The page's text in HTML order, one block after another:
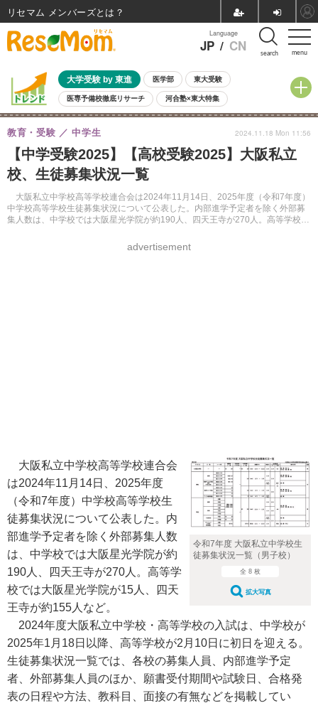
menu
Language
JP / CN search
大学受験 by 東進 医学部 東大受験
医専予備校徹底リサーチ 河合塾×東大特集
親子で考える大学選び 高校受験 中学受験 小学校受験
共通テスト 夏休み
8月開催イベント・WS 全国公立高校 過去問 人気記事
自由研究教材（小学生向け） 自由研究教材（中学生向け）
【中学受験2025】【高校受験2025】大阪私立
校、生徒募集状況一覧
大阪私立中学校高等学校連合会は2024年11月14日、2025年度（令和7年度）
中学校高等学校生徒募集状況について公表した。内部進学予定者を除く外部募
集人数は、中学校では大阪星光学院が約190人、四天王寺が270人。高等学校で
教育・受験 中学生
advertisement
2024.11.18 Mon 11:56
令和7年度 大阪私立中学校生
徒募集状況一覧（男子校）
全 8 枚
拡大写真
大阪私立中学校高等学校連合会
は2024年11月14日、2025年度
（令和7年度）中学校高等学校生
徒募集状況について公表した。内
部進学予定者を除く外部募集人数
は、中学校では大阪星光学院が約
190人、四天王寺が270人。高等学
校では大阪星光学院が15人、四天
王寺が約155人など。
2024年度大阪私立中学校・高等学校の入試は、中学校が
2025年1月18日以降、高等学校が2月10日に初日を迎える。
生徒募集状況一覧では、各校の募集人員、内部進学予定
者、外部募集人員のほか、願書受付期間や試験日、合格発
表の日程や方法、教科目、面接の有無などを掲載してい
リセマム メンバーズ